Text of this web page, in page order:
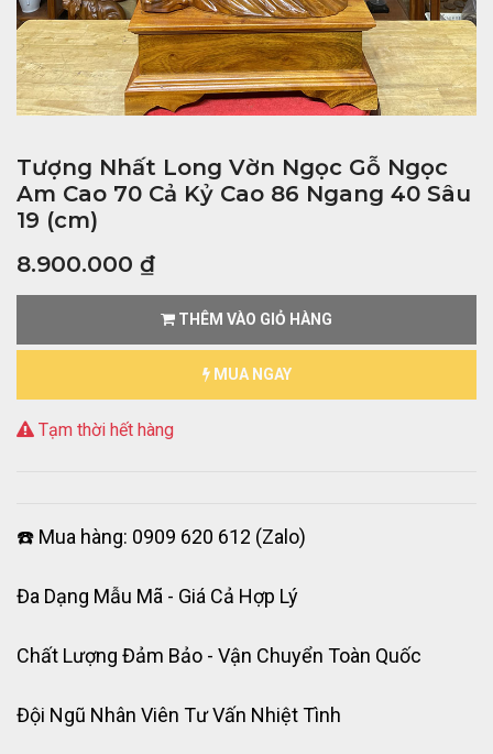
Tượng Nhất Long Vờn Ngọc Gỗ Ngọc
Am Cao 70 Cả Kỷ Cao 86 Ngang 40 Sâu
19 (cm)
8.900.000 ₫
THÊM VÀO GIỎ HÀNG
MUA NGAY
Tạm thời hết hàng
☎️ Mua hàng: 0909 620 612 (Zalo)
Đa Dạng Mẫu Mã - Giá Cả Hợp Lý
Chất Lượng Đảm Bảo - Vận Chuyển Toàn Quốc
Đội Ngũ Nhân Viên Tư Vấn Nhiệt Tình